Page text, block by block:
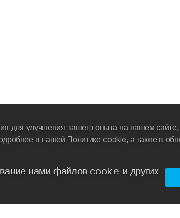
для улучшения вашего опыта на нашем сайте,
в нашей Политике cookie, а также в
нами файлов cookie и других